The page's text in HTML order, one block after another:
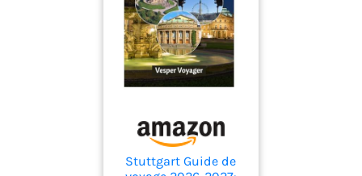
Stuttgart Guide de